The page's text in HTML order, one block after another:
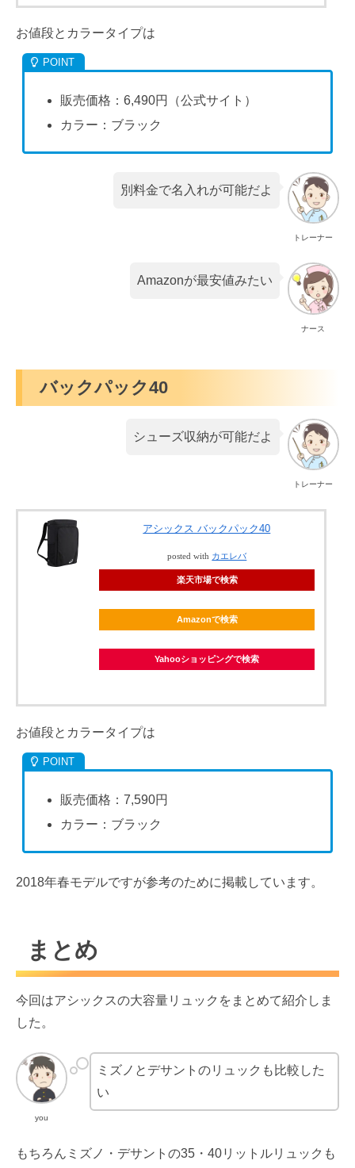
お値段とカラータイプは
販売価格：6,490円（公式サイト）
カラー：ブラック
トレーナー
別料金で名入れが可能だよ
ナース
Amazonが最安値みたい
バックパック40
トレーナー
シューズ収納が可能だよ
アシックス バックパック40
posted with カエレバ
楽天市場で検索
Amazonで検索
Yahooショッピングで検索
お値段とカラータイプは
販売価格：7,590円
カラー：ブラック
2018年春モデルですが参考のために掲載しています。
まとめ
今回はアシックスの大容量リュックをまとめて紹介しま
した。
you
ミズノとデサントのリュックも比較した
い
もちろんミズノ・デサントの35・40リットルリュックも